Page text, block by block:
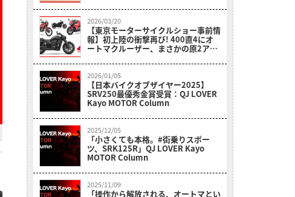
2026/03/20
【東京モーターサイクルショー事前情
報】初上陸の衝撃再び! 400直4にオ
ートマクルーザー、まさかの原2アド
ルショーの主役をかっさらう!!
2026/01/05
【日本バイクオブザイヤー2025】
SRV250最優秀金賞受賞：QJ LOVER
Kayo MOTOR Column
2025/12/05
「小さくても本格。#街乗りスポー
ツ、SRK125R」QJ LOVER Kayo
MOTOR Column
2025/11/09
「操作から解放される、オートマとい